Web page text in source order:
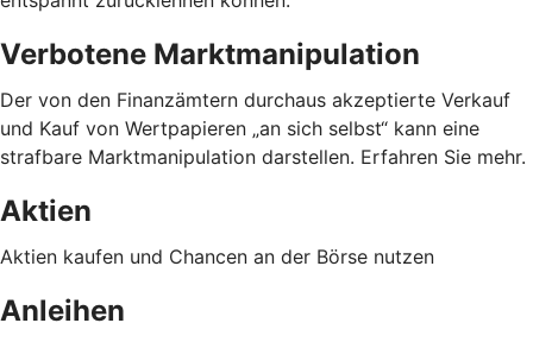
Verbotene Marktmanipulation
Der von den Finanzämtern durchaus akzeptierte Verkauf
und Kauf von Wertpapieren „an sich selbst“ kann eine
strafbare Marktmanipulation darstellen. Erfahren Sie mehr.
Aktien
Aktien kaufen und Chancen an der Börse nutzen
Anleihen